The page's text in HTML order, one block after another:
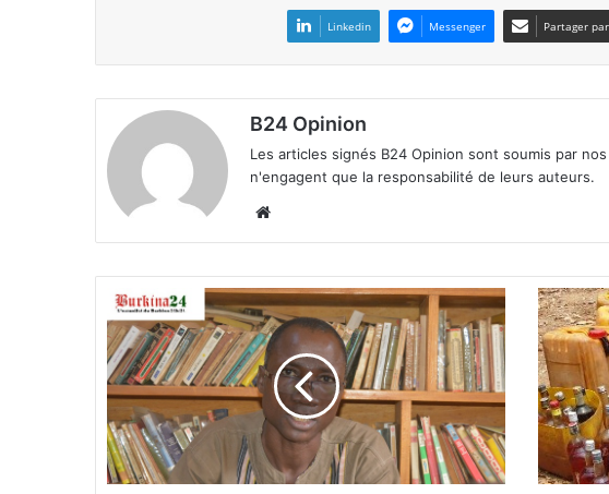
Linkedin Messenger Partager
B24 Opinion
Les articles signés B24 Opinion sont soumis par
n'engagent que la responsabilité de leurs auteurs.
bsi
E
d
u
c
a
i
o
n
C
o
n
t
r
e
b
n